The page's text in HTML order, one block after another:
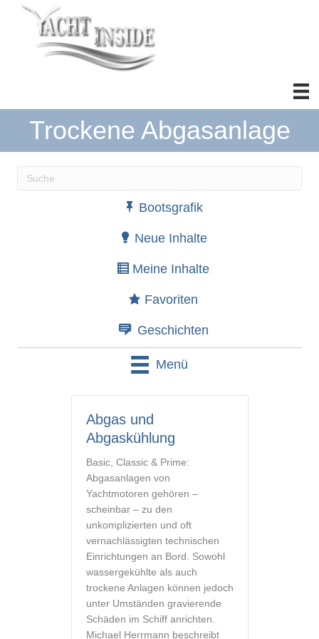
Trockene Abgasanlage
Wenn die Ergebnisse der automatischen
Bootsgrafik
Neue Inhalte
Meine Inhalte
Favoriten
Geschichten
Menü
Abgas und
Abgaskühlung
Basic, Classic & Prime:
Abgasanlagen von
Yachtmotoren gehören –
scheinbar – zu den
unkomplizierten und oft
vernachlässigten technischen
Einrichtungen an Bord. Sowohl
wassergekühlte als auch
trockene Anlagen können jedoch
unter Umständen gravierende
Schäden im Schiff anrichten.
Michael Herrmann beschreibt